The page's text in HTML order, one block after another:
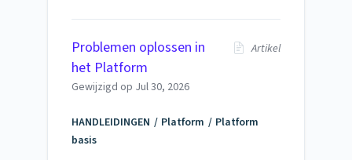
Problemen oplossen in
het Platform
Artikel
Gewijzigd op Jul 30, 2026
HANDLEIDINGEN Platform
Platform
basis